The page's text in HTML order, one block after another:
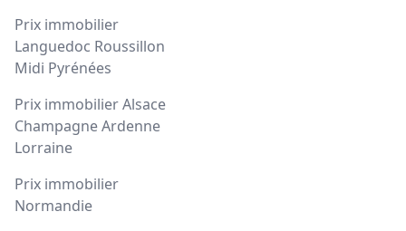
Prix immobilier
Languedoc Roussillon
Midi Pyrénées
Prix immobilier Alsace
Champagne Ardenne
Lorraine
Prix immobilier
Normandie